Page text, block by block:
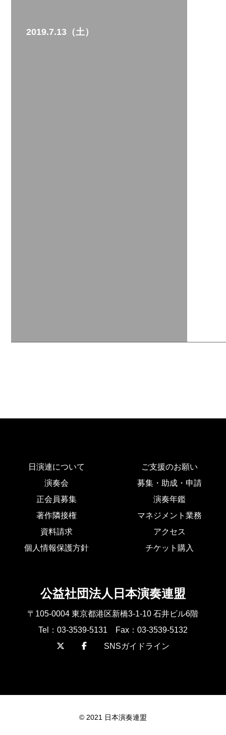
2019.7.13（土）
日演連について
ご支援のお願い
演奏会
募集・助成・申請
正会員募集
演奏年鑑
著作隣接権
マネジメント業務
資料請求
アクセス
個人情報保護方針
チケット購入
公益社団法人日本演奏連盟
〒105-0004 東京都港区新橋3-1-10 石井ビル6階
Tel：03-3539-5131 Fax：03-3539-5132
SNSガイドライン
© 2021 日本演奏連盟